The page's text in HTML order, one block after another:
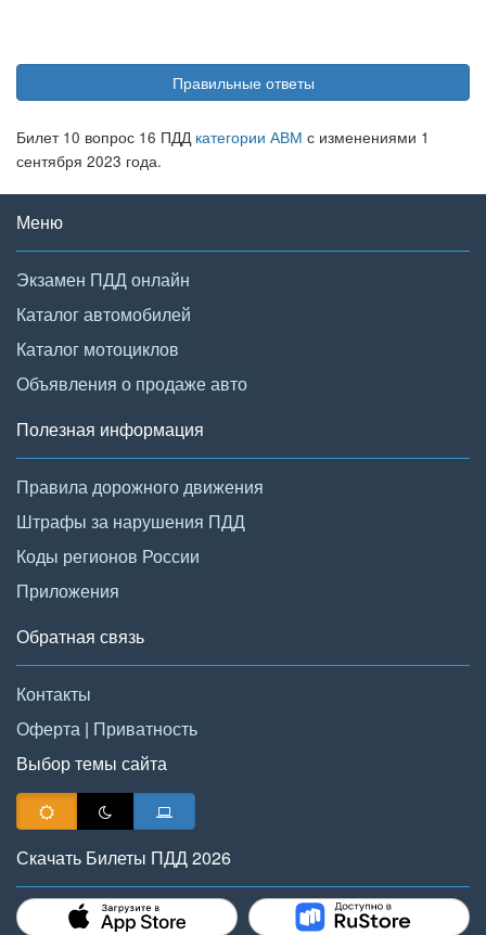
Правильные ответы
Билет 10 вопрос 16 ПДД категории АВМ с изменениями 1
сентября 2023 года.
Меню
Экзамен ПДД онлайн
Каталог автомобилей
Каталог мотоциклов
Объявления о продаже авто
Полезная информация
Правила дорожного движения
Штрафы за нарушения ПДД
Коды регионов России
Приложения
Обратная связь
Контакты
Оферта | Приватность
Выбор темы сайта
Скачать Билеты ПДД 2026